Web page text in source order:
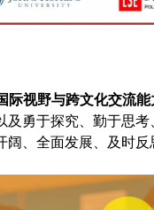
视野与跨文化交流能
勇于探究、勤于思考
、全面发展、及时反